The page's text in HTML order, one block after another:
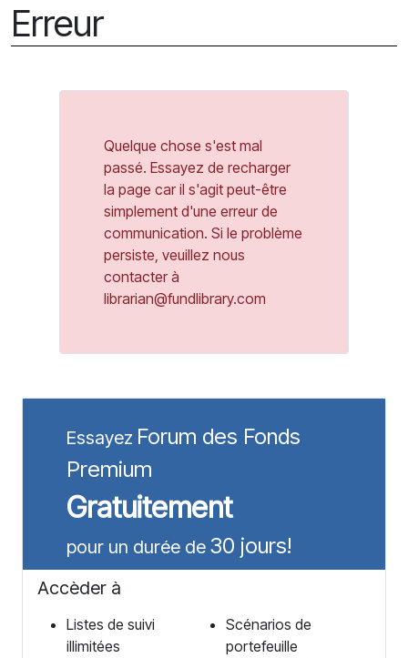
Erreur
Quelque chose s'est mal
passé. Essayez de recharger
la page car il s'agit peut-être
simplement d'une erreur de
communication. Si le problème
persiste, veuillez nous
contacter à
librarian@fundlibrary.com
Essayez Forum des Fonds
Premium
Gratuitement
pour un durée de 30 jours!
Accèder à
Listes de suivi
illimitées
Scénarios de
portefeuille